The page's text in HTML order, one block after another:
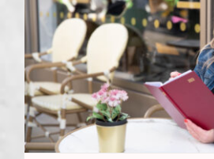
היא מתחילה בשעה [...]